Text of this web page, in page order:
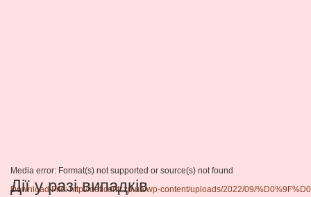
Media error: Format(s) not supported or source(s) not found
Download File: http://deticentr.zp.ua/wp-content/uploads/2022/09/
Дії у разі випадків